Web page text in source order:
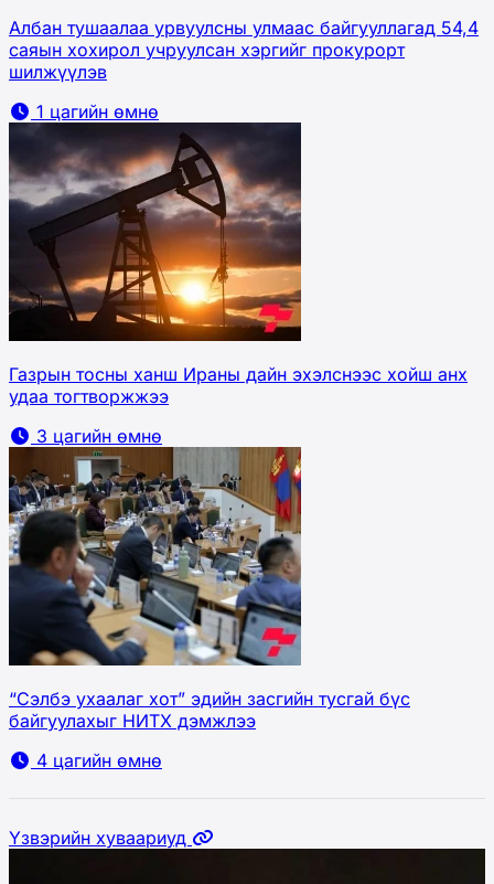
Албан тушаалаа урвуулсны улмаас байгууллагад 54,4
саяын хохирол учруулсан хэргийг прокурорт
шилжүүлэв
1 цагийн өмнө
Газрын тосны ханш Ираны дайн эхэлснээс хойш анх
удаа тогтворжжээ
3 цагийн өмнө
“Сэлбэ ухаалаг хот” эдийн засгийн тусгай бүс
байгуулахыг НИТХ дэмжлээ
4 цагийн өмнө
Үзвэрийн хуваариуд